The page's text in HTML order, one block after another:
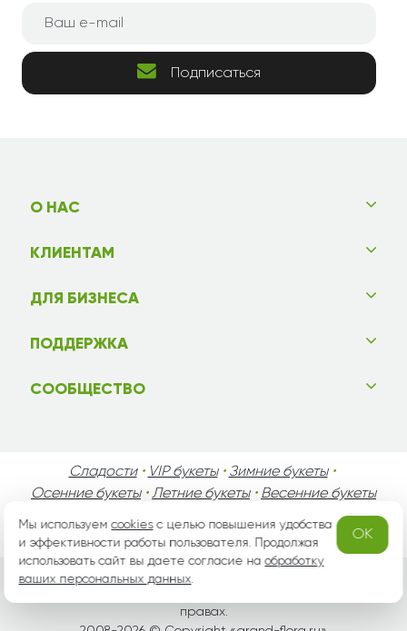
Подписаться
О НАС
КЛИЕНТАМ
ДЛЯ БИЗНЕСА
ПОДДЕРЖКА
СООБЩЕСТВО
Сладости• VIP букеты• Зимние букеты•
Осенние букеты•Летние букеты• Весенние букеты
День Святого Валентина День Матери•
День Мужчин•Праздники!
правах.
Мы используемcookiesс целью повышения удобства
и эффективности работы пользователя. Продолжая
использовать сайт вы даете согласие наобработку
ваших персональных данных.
OK